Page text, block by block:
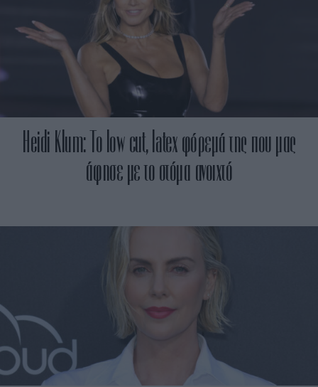
Heidi Klum: To low cut, latex φόρεμά της που μας
άφησε με το στόμα ανοιχτό